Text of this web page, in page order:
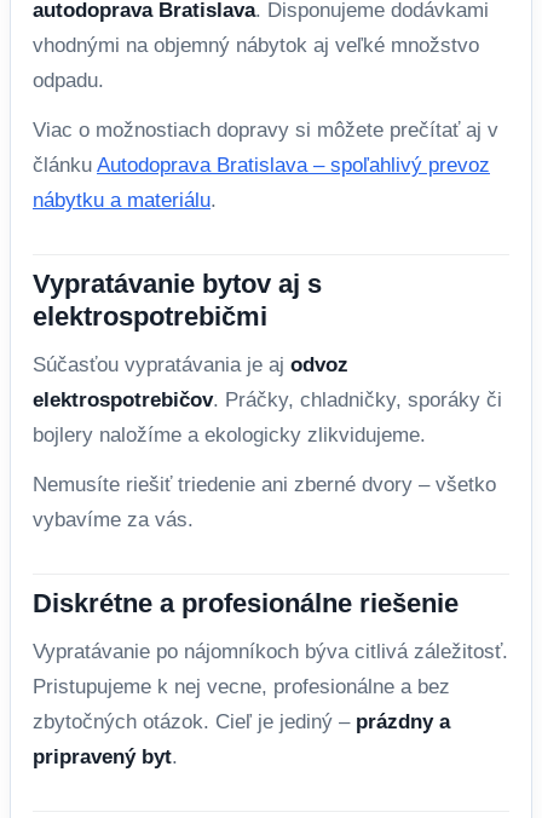
autodoprava Bratislava. Disponujeme dodávkami
vhodnými na objemný nábytok aj veľké množstvo
odpadu.
Viac o možnostiach dopravy si môžete prečítať aj v
článku Autodoprava Bratislava – spoľahlivý prevoz
nábytku a materiálu.
Vypratávanie bytov aj s
elektrospotrebičmi
Súčasťou vypratávania je aj odvoz
elektrospotrebičov. Práčky, chladničky, sporáky či
bojlery naložíme a ekologicky zlikvidujeme.
Nemusíte riešiť triedenie ani zberné dvory – všetko
vybavíme za vás.
Diskrétne a profesionálne riešenie
Vypratávanie po nájomníkoch býva citlivá záležitosť.
Pristupujeme k nej vecne, profesionálne a bez
zbytočných otázok. Cieľ je jediný – prázdny a
pripravený byt.